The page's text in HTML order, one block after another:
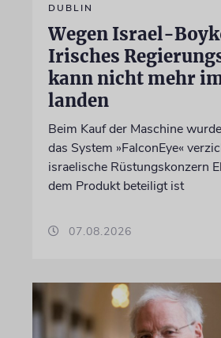
DUBLIN
Wegen Israel-
Irisches
kann nicht mehr
landen
Beim Kauf der Maschine
das System »FalconEye«
israelische Rüstungskonzern
dem Produkt beteiligt ist
07.08.2026